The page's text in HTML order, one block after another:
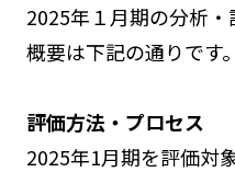
2025年１月期の分析
概要は下記の通りです。
評価方法・プロセス
2025年1月期を評価対